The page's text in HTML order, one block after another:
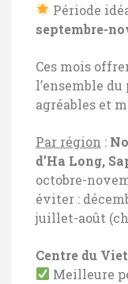
Période
septembre-
Ces mois
l’ensemble
agréables et
Par région :
d’Ha Long,
octobre-
éviter :
juillet-août
Centre du
Meilleure